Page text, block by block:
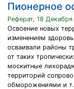
Пионерное
Реферат, 18 Декабря
Освоение новых
изменением
осваивали районы
от таких
москитные
территорий
обморожениями и